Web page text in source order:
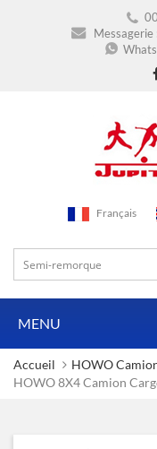
Messagerie
Français
MENU
Accueil HOWO
HOWO 8X4 Camion